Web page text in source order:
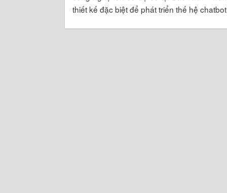
thiết kế đặc biệt để phát triển thế hệ